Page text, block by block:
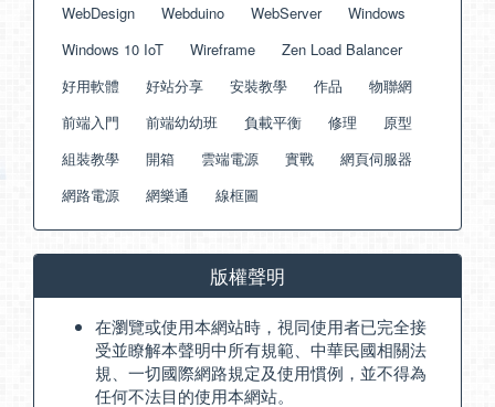
WebDesign
Webduino WebServer
Windows
Windows 10 IoT
Wireframe
Zen Load Balancer
好用軟體
好站分享 安裝教學 作品
物聯網
前端入門
前端幼幼班 負載平衡 修理
原型
組裝教學
開箱 雲端電源 實戰
網頁伺服器
網路電源
網樂通 線框圖
版權聲明
在瀏覽或使用本網站時，視同使用者已完全接
受並瞭解本聲明中所有規範、中華民國相關法
規、一切國際網路規定及使用慣例，並不得為
任何不法目的使用本網站。